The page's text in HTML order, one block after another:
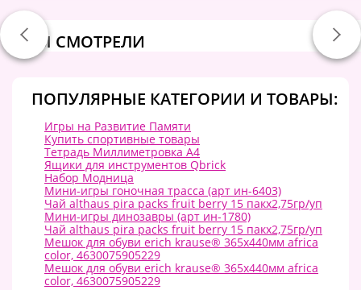
ВЫ СМОТРЕЛИ
ПОПУЛЯРНЫЕ КАТЕГОРИИ И ТОВАРЫ:
Игры на Развитие Памяти
Купить спортивные товары
Тетрадь Миллиметровка А4
Ящики для инструментов Qbrick
Набор Модница
Мини-игры гоночная трасса (арт ин-6403)
Чай althaus pira packs fruit berry 15 пакx2,75гр/уп
Мини-игры динозавры (арт ин-1780)
Чай althaus pira packs fruit berry 15 пакx2,75гр/уп
Мешок для обуви erich krause® 365x440мм africa
color, 4630075905229
Мешок для обуви erich krause® 365x440мм africa
color, 4630075905229